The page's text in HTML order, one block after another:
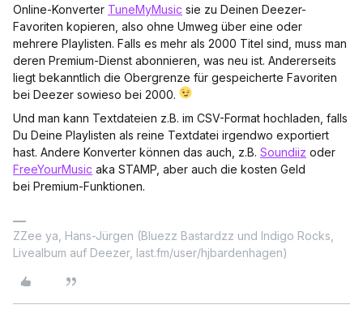
Online-Konverter TuneMyMusic sie zu Deinen Deezer-
Favoriten kopieren, also ohne Umweg über eine oder
mehrere Playlisten. Falls es mehr als 2000 Titel sind, muss man
deren Premium-Dienst abonnieren, was neu ist. Andererseits
liegt bekanntlich die Obergrenze für gespeicherte Favoriten
bei Deezer sowieso bei 2000.
Und man kann Textdateien z.B. im CSV-Format hochladen, falls
Du Deine Playlisten als reine Textdatei irgendwo exportiert
hast. Andere Konverter können das auch, z.B. Soundiiz oder
FreeYourMusic aka STAMP, aber auch die kosten Geld
bei Premium-Funktionen.
ZZee ya, Hans-Jürgen (Bluezz Bastardzz und Indigo Rocks,
Livealbum auf Deezer, last.fm/user/hjbardenhagen)